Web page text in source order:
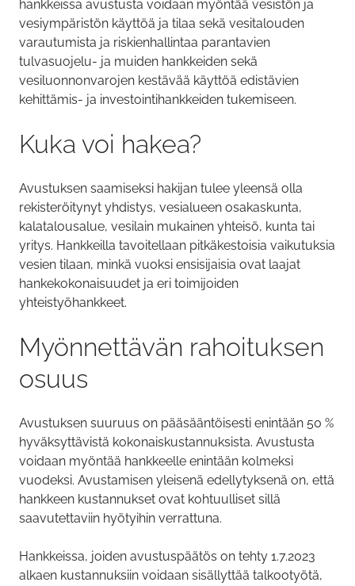
hankkeissa avustusta voidaan myöntää vesistön ja
vesiympäristön käyttöä ja tilaa sekä vesitalouden
varautumista ja riskienhallintaa parantavien
tulvasuojelu- ja muiden hankkeiden sekä
vesiluonnonvarojen kestävää käyttöä edistävien
kehittämis- ja investointihankkeiden tukemiseen.
Kuka voi hakea?
Avustuksen saamiseksi hakijan tulee yleensä olla
rekisteröitynyt yhdistys, vesialueen osakaskunta,
kalatalousalue, vesilain mukainen yhteisö, kunta tai
yritys. Hankkeilla tavoitellaan pitkäkestoisia vaikutuksia
vesien tilaan, minkä vuoksi ensisijaisia ovat laajat
hankekokonaisuudet ja eri toimijoiden
yhteistyöhankkeet.
Myönnettävän rahoituksen
osuus
Avustuksen suuruus on pääsääntöisesti enintään 50 %
hyväksyttävistä kokonaiskustannuksista. Avustusta
voidaan myöntää hankkeelle enintään kolmeksi
vuodeksi. Avustamisen yleisenä edellytyksenä on, että
hankkeen kustannukset ovat kohtuulliset sillä
saavutettaviin hyötyihin verrattuna.
Hankkeissa, joiden avustuspäätös on tehty 1.7.2023
alkaen kustannuksiin voidaan sisällyttää talkootyötä,